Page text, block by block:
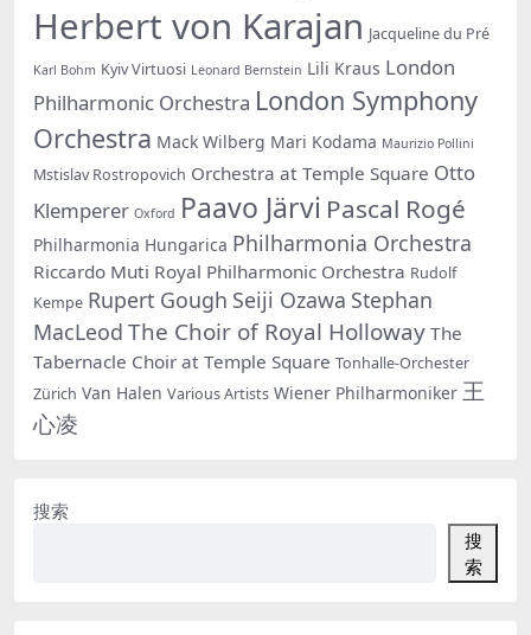
Herbert von Karajan Jacqueline du Pré
Karl Bohm Kyiv Virtuosi Leonard Bernstein Lili Kraus London
Philharmonic Orchestra London Symphony
Orchestra Mack Wilberg Mari Kodama Maurizio Pollini
Mstislav Rostropovich Orchestra at Temple Square Otto
Klemperer Oxford Paavo Järvi Pascal Rogé
Philharmonia Hungarica Philharmonia Orchestra
Riccardo Muti Royal Philharmonic Orchestra Rudolf
Kempe Rupert Gough Seiji Ozawa Stephan
MacLeod The Choir of Royal Holloway The
Tabernacle Choir at Temple Square Tonhalle-Orchester
Zürich Van Halen Various Artists Wiener Philharmoniker 王
心凌
搜索
搜
索